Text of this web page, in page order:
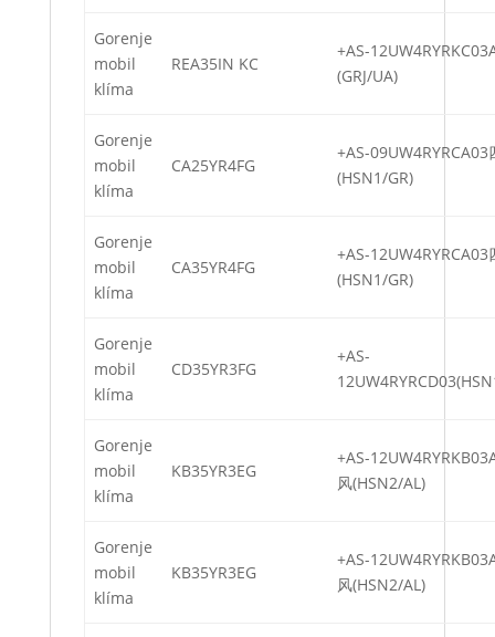
Gorenje
mobil
klíma
REA35IN KC
+AS-
(GRJ/UA)
Gorenje
mobil
klíma
CA25YR4FG
+AS-09UW4RYRCA03
(HSN1/GR)
Gorenje
mobil
klíma
CA35YR4FG
+AS-12UW4RYRCA03
(HSN1/GR)
Gorenje
mobil
klíma
CD35YR3FG
+AS-
Gorenje
mobil
klíma
KB35YR3EG
+AS-
风(HSN2/AL)
Gorenje
mobil
klíma
KB35YR3EG
+AS-
风(HSN2/AL)